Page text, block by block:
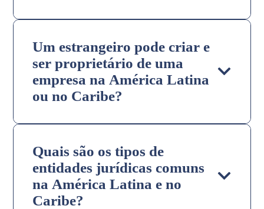
Um estrangeiro pode criar e
ser proprietário de uma
empresa na América Latina
ou no Caribe?
Quais são os tipos de
entidades jurídicas comuns
na América Latina e no
Caribe?